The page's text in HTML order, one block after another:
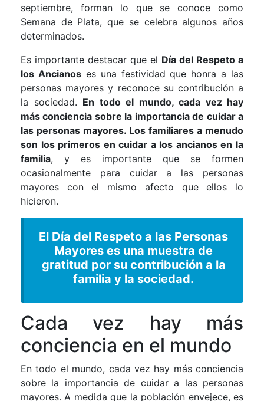
septiembre, forman lo que se conoce como
Semana de Plata, que se celebra algunos años
determinados.
Es importante destacar que el Día del Respeto a
los Ancianoses una festividad que honra a las
personas mayores y reconoce su contribución a
la sociedad. En todo el mundo, cada vez hay
más conciencia sobre la importancia de cuidar a
las personas mayores. Los familiares a menudo
son los primeros en cuidar a los ancianos en la
familia, y es importante que se formen
ocasionalmente para cuidar a las personas
mayores con el mismo afecto que ellos lo
hicieron.
El Día del Respeto a las Personas
Mayores es una muestra de
gratitud por su contribución a la
familia y la sociedad.
Cada vez hay más
conciencia en el mundo
En todo el mundo, cada vez hay más conciencia
sobre la importancia de cuidar a las personas
mayores. A medida que la población envejece, es